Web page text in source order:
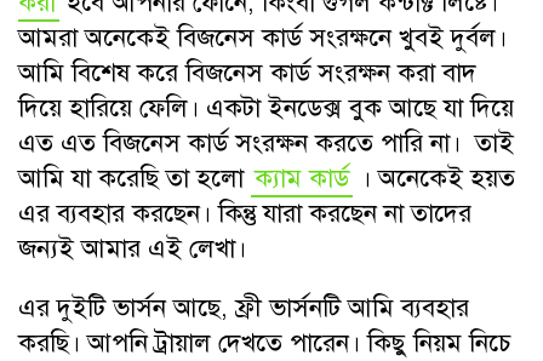
আমরা অনেকেই বিজনেস কার্ড সংরক্ষনে খুবই দুর্বল।
আমি বিশেষ করে বিজনেস কার্ড সংরক্ষন করা বাদ
দিয়ে হারিয়ে ফেলি। একটা ইনডেক্স বুক আছে যা দিয়ে
এত এত বিজনেস কার্ড সংরক্ষন করতে পারি না। তাই
আমি যা করেছি তা হলো ক্যাম কার্ড । অনেকেই হয়ত
এর ব্যবহার করছেন। কিন্তু যারা করছেন না তাদের
জন্যই আমার এই লেখা।
এর দুইটি ভার্সন আছে, ফ্রী ভার্সনটি আমি ব্যবহার
করছি। আপনি ট্রায়াল দেখতে পারেন। কিছু নিয়ম নিচে